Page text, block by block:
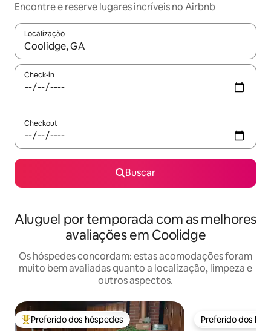
Encontre e reserve lugares incríveis no Airbnb
Localização
Quando os resultados estiverem disponíveis, explore-os
Check-in
Checkout
Buscar
Aluguel por temporada com as melhores
avaliações em Coolidge
Os hóspedes concordam: estas acomodações foram
muito bem avaliadas quanto a localização, limpeza e
outros aspectos.
Entre os melhores preferidos dos hóspedes
Preferido dos hóspedes Preferido dos
Preferido dos